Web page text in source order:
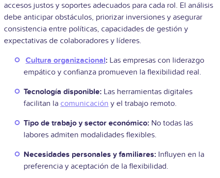
accesos justos y soportes adecuados para cada rol. El análisis
debe anticipar obstáculos, priorizar inversiones y asegurar
consistencia entre políticas, capacidades de gestión y
expectativas de colaboradores y líderes.
Cultura organizacional: Las empresas con liderazgo
empático y confianza promueven la flexibilidad real.
Tecnología disponible: Las herramientas digitales
facilitan la comunicación y el trabajo remoto.
Tipo de trabajo y sector económico: No todas las
labores admiten modalidades flexibles.
Necesidades personales y familiares: Influyen en la
preferencia y aceptación de la flexibilidad.